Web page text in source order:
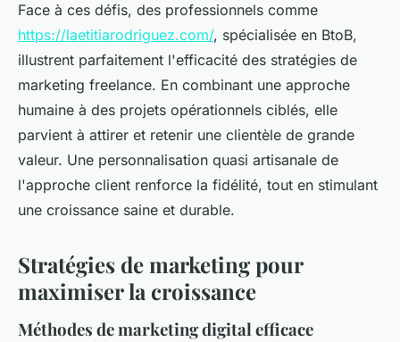
Face à ces défis, des professionnels comme
https://laetitiarodriguez.com/, spécialisée en BtoB,
illustrent parfaitement l'efficacité des stratégies de
marketing freelance. En combinant une approche
humaine à des projets opérationnels ciblés, elle
parvient à attirer et retenir une clientèle de grande
valeur. Une personnalisation quasi artisanale de
l'approche client renforce la fidélité, tout en stimulant
une croissance saine et durable.
Stratégies de marketing pour
maximiser la croissance
Méthodes de marketing digital efficace